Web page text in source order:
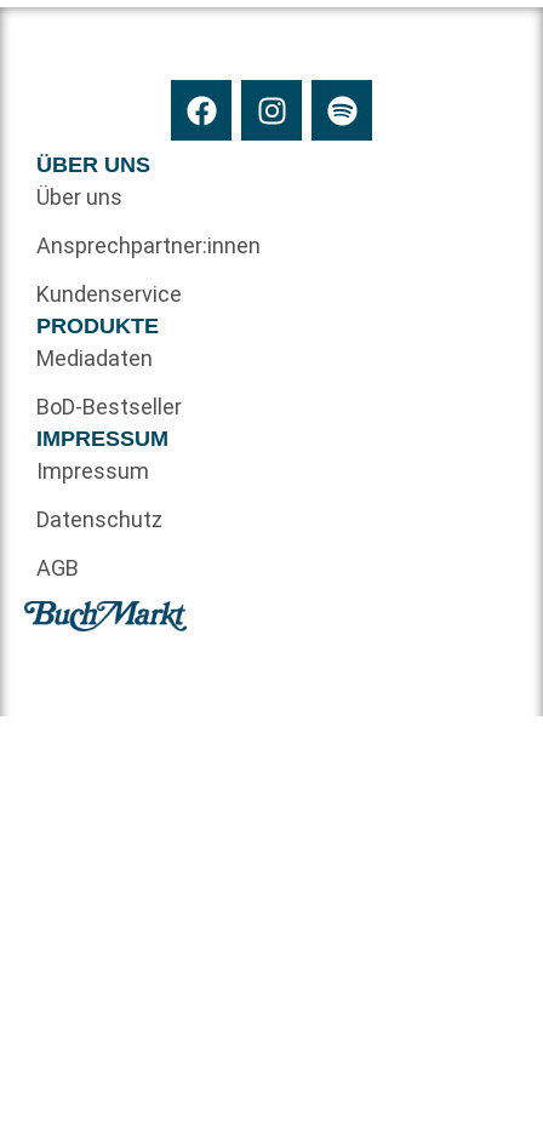
ÜBER UNS
Über uns
Ansprechpartner:innen
Kundenservice
PRODUKTE
Mediadaten
BoD-Bestseller
IMPRESSUM
Impressum
Datenschutz
AGB